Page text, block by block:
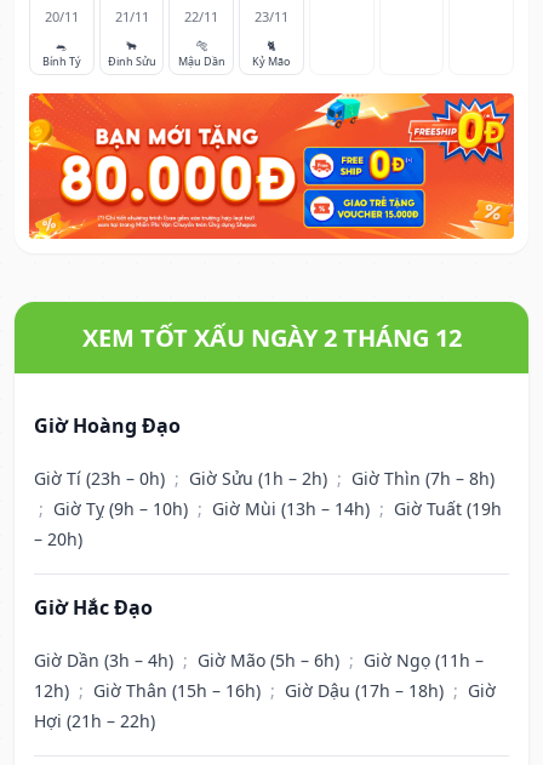
20/11
🐀
Bính Tý
21/11
🐂
Đinh Sửu
22/11
🐅
Mậu Dần
23/11
🐈
Kỷ Mão
XEM TỐT XẤU NGÀY 2 THÁNG 12
Giờ Hoàng Đạo
Giờ Tí (23h – 0h) ; Giờ Sửu (1h – 2h) ; Giờ Thìn (7h – 8h)
; Giờ Tỵ (9h – 10h) ; Giờ Mùi (13h – 14h) ; Giờ Tuất (19h
– 20h)
Giờ Hắc Đạo
Giờ Dần (3h – 4h) ; Giờ Mão (5h – 6h) ; Giờ Ngọ (11h –
12h) ; Giờ Thân (15h – 16h) ; Giờ Dậu (17h – 18h) ; Giờ
Hợi (21h – 22h)